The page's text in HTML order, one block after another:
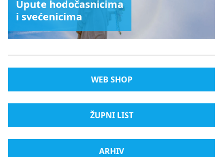
Upute hodočasnicima
i svećenicima
WEB SHOP
ŽUPNI LIST
ARHIV